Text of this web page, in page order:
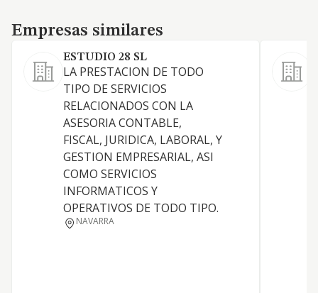
Empresas similares
Empresas similares
ESTUDIO 28 SL
LA PRESTACION DE TODO
TIPO DE SERVICIOS
RELACIONADOS CON LA
ASESORIA CONTABLE,
FISCAL, JURIDICA, LABORAL, Y
GESTION EMPRESARIAL, ASI
COMO SERVICIOS
INFORMATICOS Y
OPERATIVOS DE TODO TIPO.
NAVARRA